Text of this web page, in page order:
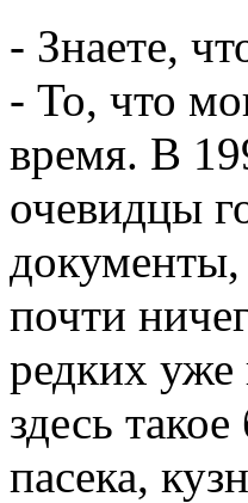
- Знаете,
- То, что
время. В
очевидцы
документы,
почти
редких
здесь
пасека,